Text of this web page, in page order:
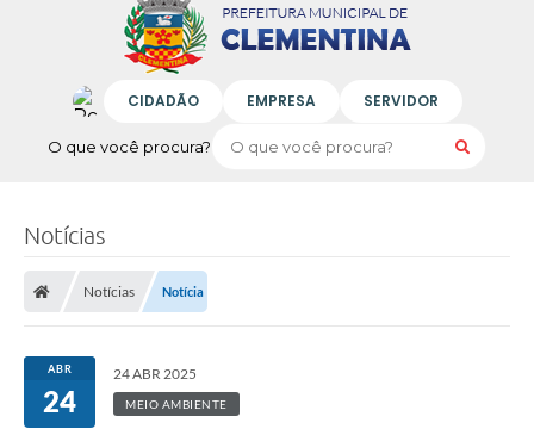
O que você procura?
CIDADÃO EMPRESA SERVIDOR
Notícias
Notícias Notícia
ABR
24
24 ABR 2025
MEIO AMBIENTE